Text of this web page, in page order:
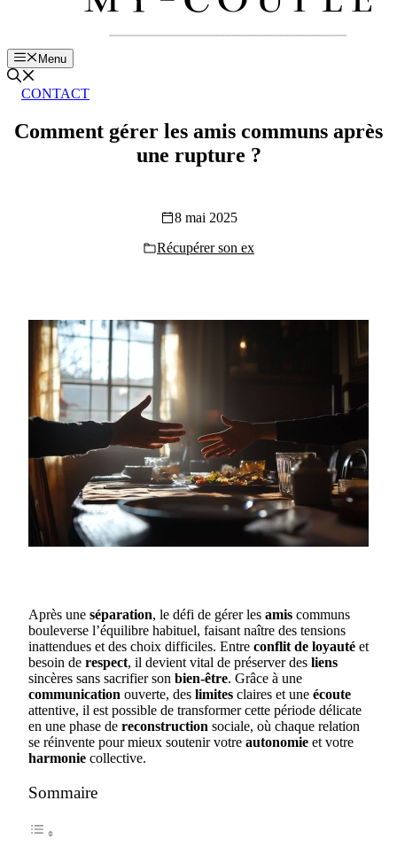
Menu
CONTACT
Comment gérer les amis communs après
une rupture ?
8 mai 2025
Récupérer son ex
Après une séparation, le défi de gérer les amis communs
bouleverse l’équilibre habituel, faisant naître des tensions
inattendues et des choix difficiles. Entre conflit de loyauté et
besoin de respect, il devient vital de préserver des liens
sincères sans sacrifier son bien-être. Grâce à une
communication ouverte, des limites claires et une écoute
attentive, il est possible de transformer cette période délicate
en une phase de reconstruction sociale, où chaque relation
se réinvente pour mieux soutenir votre autonomie et votre
harmonie collective.
Sommaire